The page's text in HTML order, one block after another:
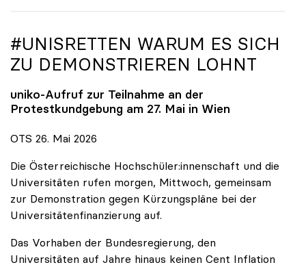
#UNISRETTEN WARUM ES SICH
ZU DEMONSTRIEREN LOHNT
uniko-Aufruf zur Teilnahme an der
Protestkundgebung am 27. Mai in Wien
OTS 26. Mai 2026
Die Österreichische Hochschüler:innenschaft und die
Universitäten rufen morgen, Mittwoch, gemeinsam
zur Demonstration gegen Kürzungspläne bei der
Universitätenfinanzierung auf.
Das Vorhaben der Bundesregierung, den
Universitäten auf Jahre hinaus keinen Cent Inflation